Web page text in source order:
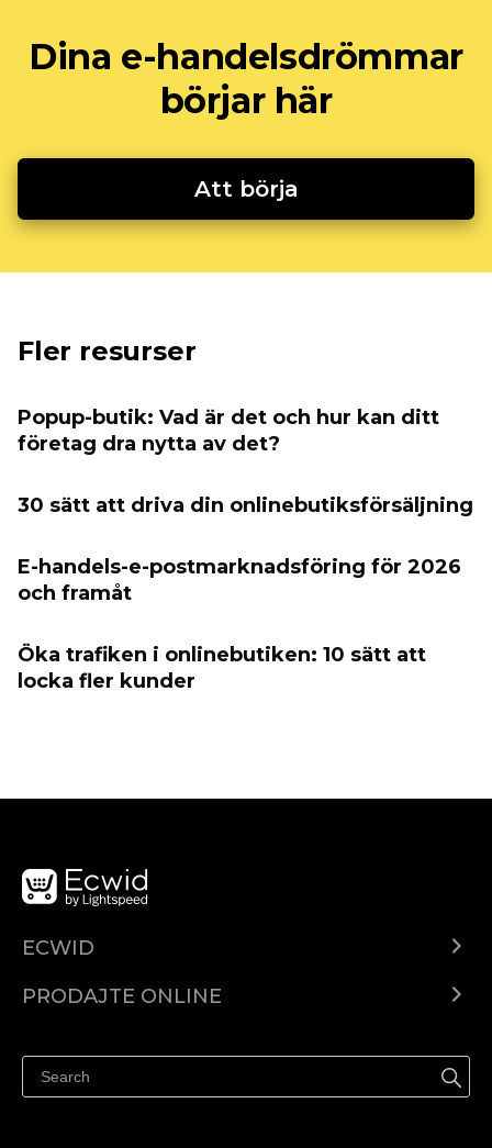
Dina e-handelsdrömmar
börjar här
Att börja
Fler resurser
Popup-butik: Vad är det och hur kan ditt
företag dra nytta av det?
30 sätt att driva din onlinebutiksförsäljning
E-handels-e-postmarknadsföring för 2026
och framåt
Öka trafiken i onlinebutiken: 10 sätt att
locka fler kunder
ECWID
PRODAJTE ONLINE